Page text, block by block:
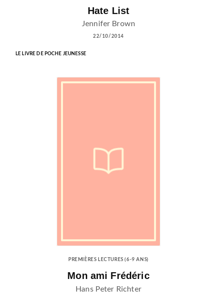
Hate List
Jennifer Brown
22/10/2014
LE LIVRE DE POCHE JEUNESSE
PREMIÈRES LECTURES (6-9 ANS)
Mon ami Frédéric
Hans Peter Richter